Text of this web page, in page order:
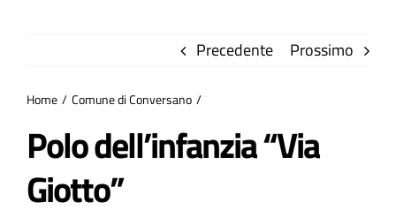
Partecipa
Precedente Prossimo
Home Comune di Conversano
Polo dell’infanzia “Via
Giotto”